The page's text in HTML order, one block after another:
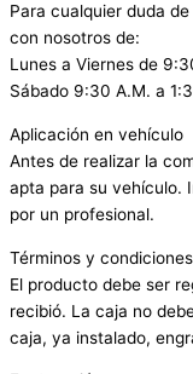
Para cualquier duda
con nosotros de:
Lunes a Viernes de
Sábado 9:30 A.M. a
Aplicación en vehículo
Antes de realizar la
apta para su vehículo.
por un profesional.
Términos y
El producto debe ser
recibió. La caja no
caja, ya instalado,